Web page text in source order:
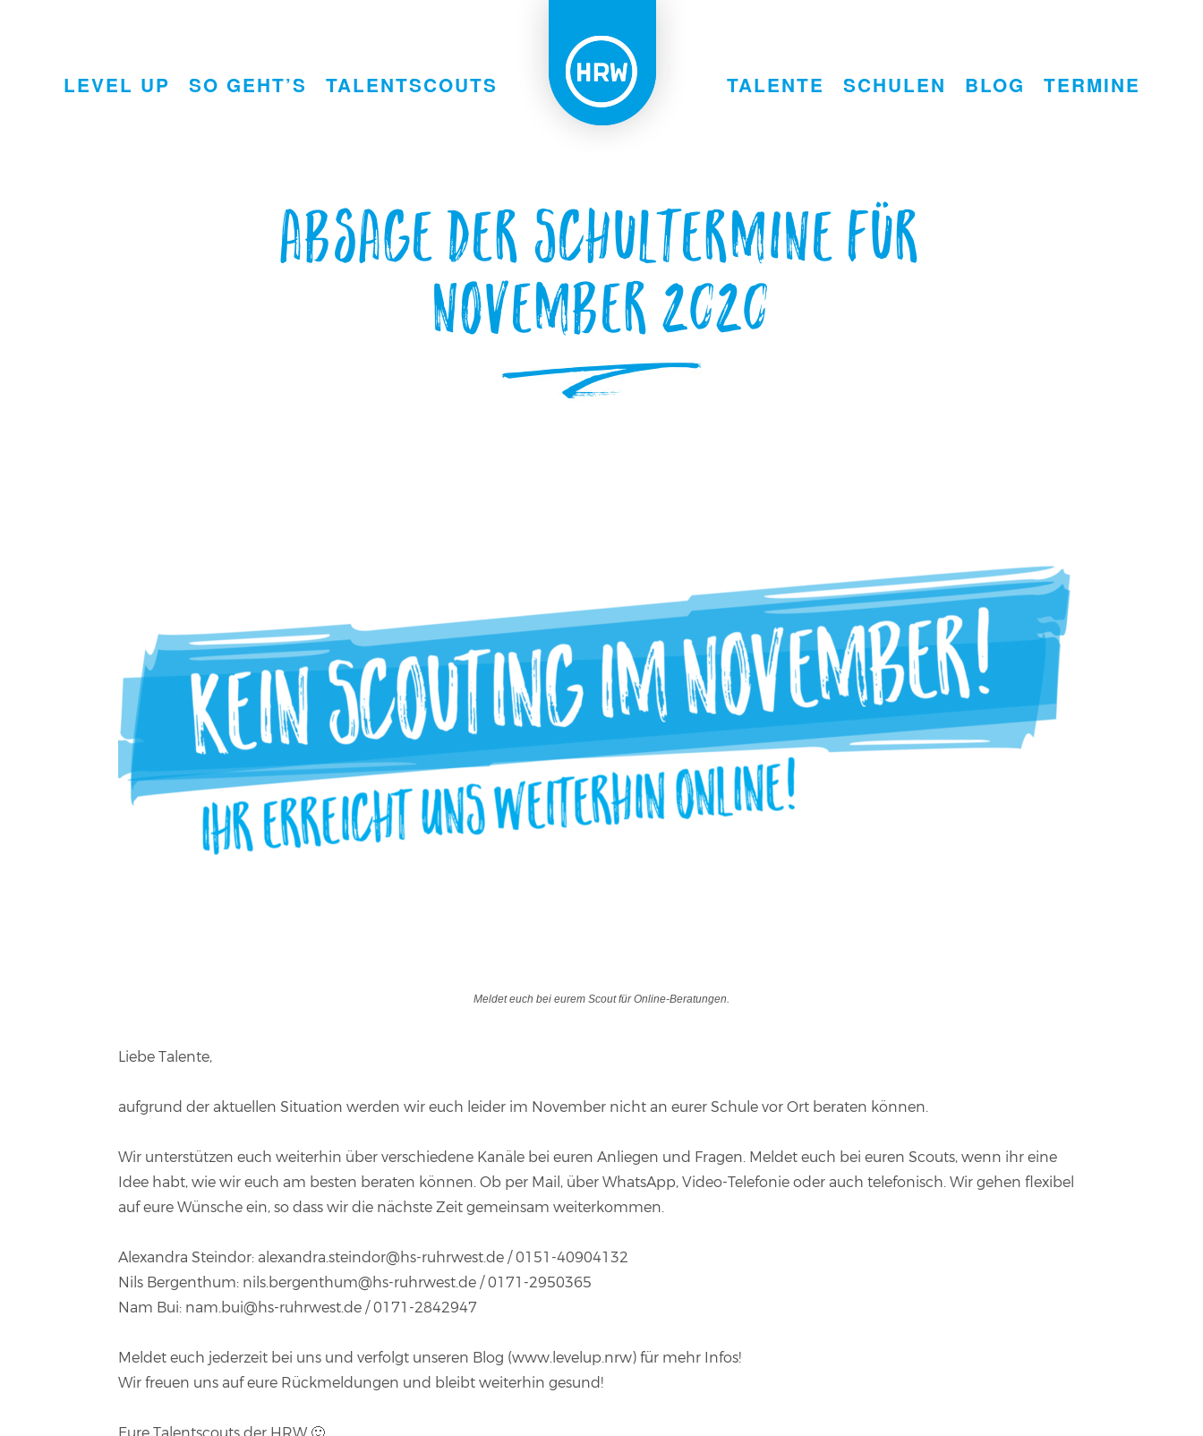
LEVEL UP SO GEHT’S TALENTSCOUTS TERMINE
BLOG
SCHULEN
TALENTE
Absage der Schultermine für
November 2020
Meldet euch bei eurem Scout für Online-Beratungen.
Liebe Talente,
aufgrund der aktuellen Situation werden wir euch leider im November nicht an eurer Schule vor Ort beraten können.
Wir unterstützen euch weiterhin über verschiedene Kanäle bei euren Anliegen und Fragen. Meldet euch bei euren Scouts, wenn ihr eine
Idee habt, wie wir euch am besten beraten können. Ob per Mail, über WhatsApp, Video-Telefonie oder auch telefonisch. Wir gehen flexibel
auf eure Wünsche ein, so dass wir die nächste Zeit gemeinsam weiterkommen.
Alexandra Steindor: alexandra.steindor@hs-ruhrwest.de / 0151-40904132
Nils Bergenthum: nils.bergenthum@hs-ruhrwest.de / 0171-2950365
Nam Bui: nam.bui@hs-ruhrwest.de / 0171-2842947
Meldet euch jederzeit bei uns und verfolgt unseren Blog (www.levelup.nrw) für mehr Infos!
Wir freuen uns auf eure Rückmeldungen und bleibt weiterhin gesund!
Eure Talentscouts der HRW 🙂